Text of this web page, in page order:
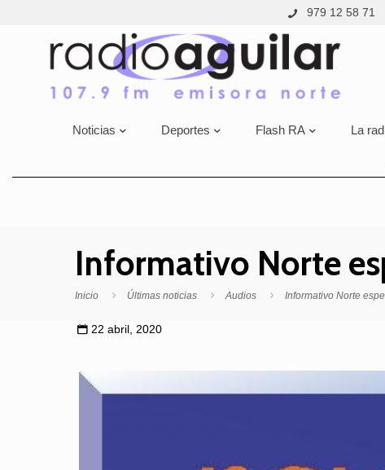
979 12 58 71
Noticias Deportes Flash RA La
Informativo Norte
Inicio Últimas noticias Audios Informativo Norte
22 abril, 2020